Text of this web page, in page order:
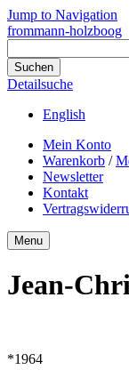
Jump to Navigation
frommann-holzboog
Detailsuche
English
Mein Konto
Warenkorb /
Newsletter
Kontakt
Menu
Jean-
*1964